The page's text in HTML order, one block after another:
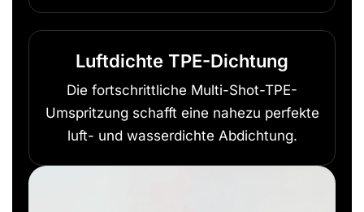
Luftdichte TPE-Dichtung
Die fortschrittliche Multi-Shot-TPE-
Umspritzung schafft eine nahezu perfekte
luft- und wasserdichte Abdichtung.